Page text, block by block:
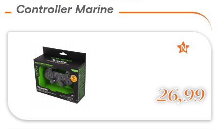
Controller Marine
26,99
N